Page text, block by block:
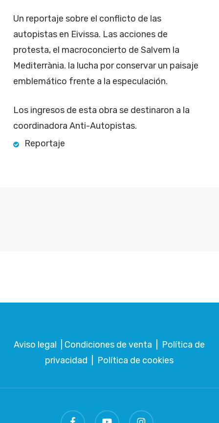
Un reportaje sobre el conflicto de las
autopistas en Eivissa. Las acciones de
protesta, el macroconcierto de Salvem la
Mediterrània. la lucha por conservar un paisaje
emblemático frente a la especulación.
Los ingresos de esta obra se destinaron a la
coordinadora Anti-Autopistas.
Reportaje
Aviso legal Condiciones de venta
Política de
privacidad
Política de cookies
facebook youtube instagram